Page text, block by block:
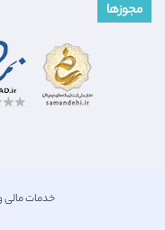
مجوزها
خدمات مالی